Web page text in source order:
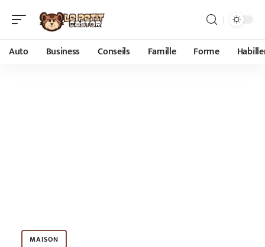
Auto Business Conseils Famille Forme
MAISON